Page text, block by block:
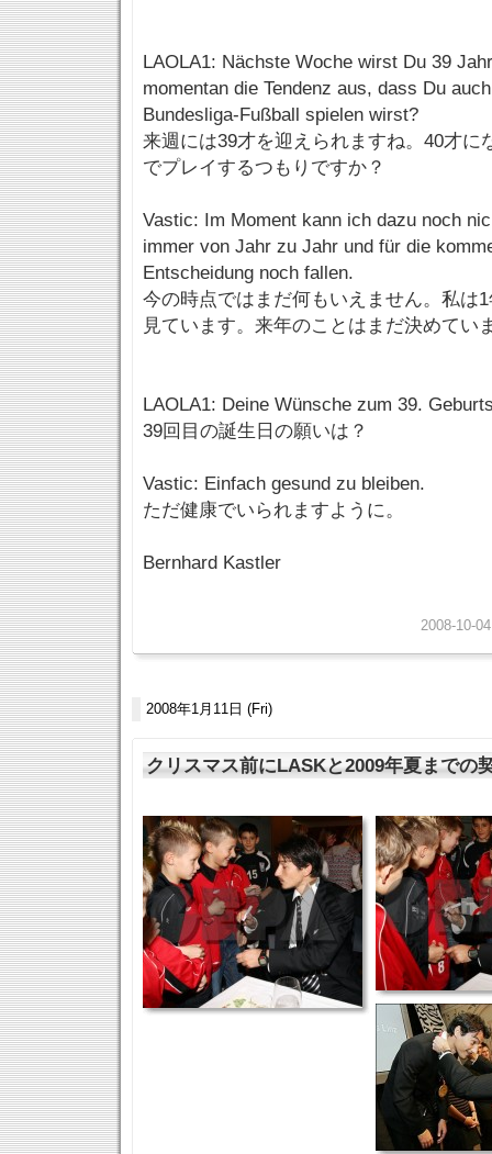
LAOLA1: Nächste Woche wirst Du 39
momentan die Tendenz aus, dass Du
Bundesliga-Fußball spielen wirst?
来週には39才を迎えられますね。40才に
でプレイするつもりですか？
Vastic: Im Moment kann ich dazu noch
immer von Jahr zu Jahr und für die
Entscheidung noch fallen.
今の時点ではまだ何もいえません。私は
見ています。来年のことはまだ決めてい
LAOLA1: Deine Wünsche zum 39.
39回目の誕生日の願いは？
Vastic: Einfach gesund zu bleiben.
ただ健康でいられますように。
Bernhard Kastler
2008-10-
2008年1月11日 (Fri)
クリスマス前にLASKと2009年夏までの